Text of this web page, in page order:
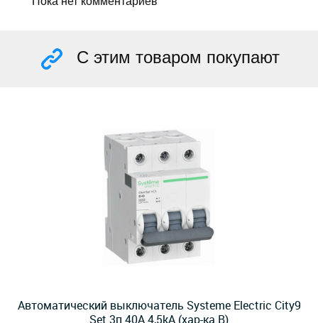
С этим товаром покупают
Автоматический выключатель Systeme Electric City9
Set 3п 40A 4,5kA (хар-ка B)